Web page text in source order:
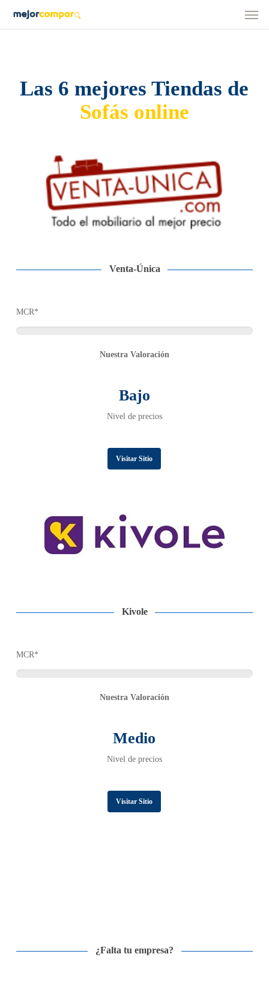
Menu
Las 6 mejores Tiendas de
Sofás online
Venta-Única
MCR*
Nuestra Valoración
Bajo
Nivel de precios
Visitar Sitio
Kivole
MCR*
Nuestra Valoración
Medio
Nivel de precios
Visitar Sitio
¿Falta tu empresa?